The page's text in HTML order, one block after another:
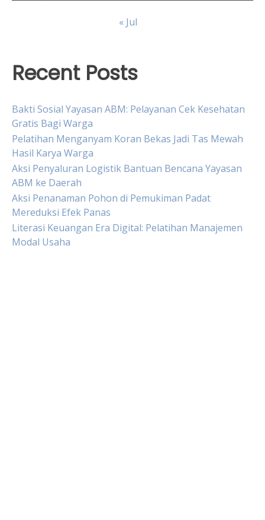
« Jul
Recent Posts
Bakti Sosial Yayasan ABM: Pelayanan Cek Kesehatan
Gratis Bagi Warga
Pelatihan Menganyam Koran Bekas Jadi Tas Mewah
Hasil Karya Warga
Aksi Penyaluran Logistik Bantuan Bencana Yayasan
ABM ke Daerah
Aksi Penanaman Pohon di Pemukiman Padat
Mereduksi Efek Panas
Literasi Keuangan Era Digital: Pelatihan Manajemen
Modal Usaha